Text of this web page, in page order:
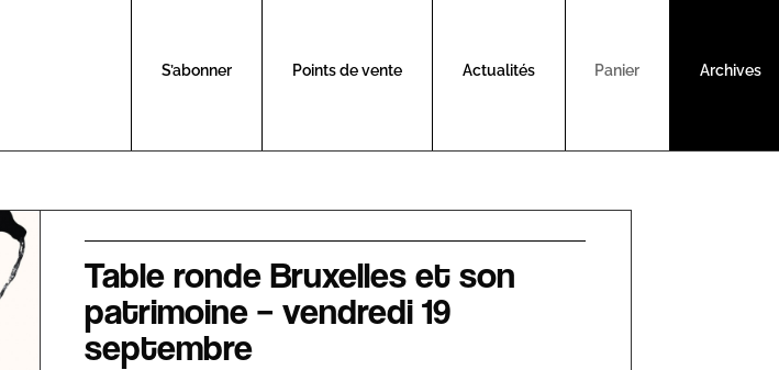
S’abonner Points de vente Actualités Panier Archives
Table ronde Bruxelles et son
patrimoine – vendredi 19
septembre